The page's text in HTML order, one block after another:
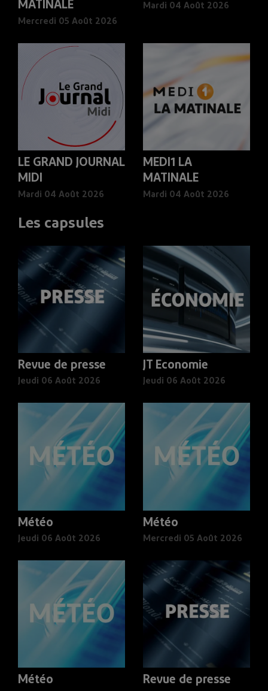
MATINALE
Mercredi 05 Août 2026
Mardi 04 Août 2026
LE GRAND JOURNAL
MIDI
Mardi 04 Août 2026
MEDI1 LA
MATINALE
Mardi 04 Août 2026
Les capsules
Revue de presse
Jeudi 06 Août 2026
JT Economie
Jeudi 06 Août 2026
Météo
Jeudi 06 Août 2026
Météo
Mercredi 05 Août 2026
Météo Revue de presse